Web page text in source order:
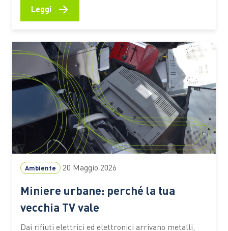
energetica. Le competenze saranno il fattore
automotive e pone nuove sfide lungo l’intero ciclo di
vita dei veicoli.…
Leggi →
Ambiente 20 Maggio 2026
Miniere urbane: perché la tua
vecchia TV vale
Dai rifiuti elettrici ed elettronici arrivano metalli,